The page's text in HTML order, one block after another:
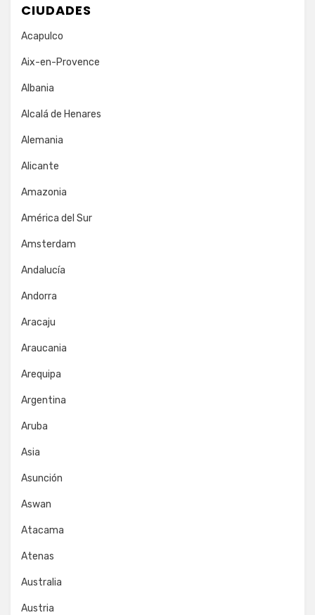
CIUDADES
Acapulco
Aix-en-Provence
Albania
Alcalá de Henares
Alemania
Alicante
Amazonia
América del Sur
Amsterdam
Andalucía
Andorra
Aracaju
Araucania
Arequipa
Argentina
Aruba
Asia
Asunción
Aswan
Atacama
Atenas
Australia
Austria